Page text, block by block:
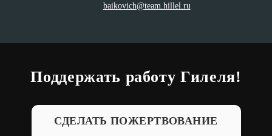
baikovich@team.hillel.ru
Поддержать работу Гилеля!
СДЕЛАТЬ ПОЖЕРТВОВАНИЕ